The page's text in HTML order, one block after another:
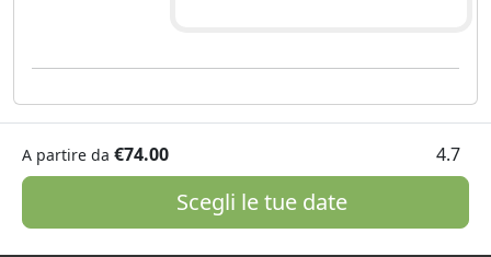
A partire da €74.00 4.7
Scegli le tue date